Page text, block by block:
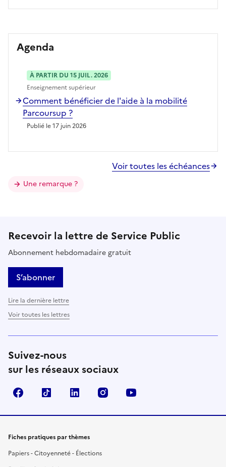
Agenda
À PARTIR DU 15 JUIL. 2026
Enseignement supérieur
Comment bénéficier de l'aide à la mobilité
Parcoursup ?
Publié le 17 juin 2026
Voir toutes les échéances
Une remarque ?
Recevoir la lettre de Service Public
Abonnement hebdomadaire gratuit
S’abonner
Lire la dernière lettre
Voir toutes les lettres
Suivez-nous
sur les réseaux sociaux
FacebookTikTok LinkedIn Instagram
Fiches pratiques par thèmes
Papiers - Citoyenneté - Élections